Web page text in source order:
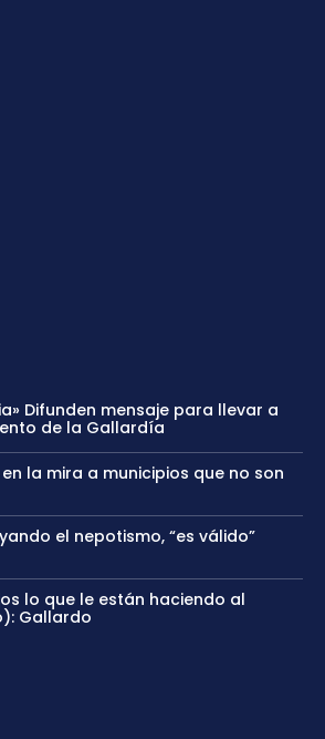
Difunden mensaje para llevar a
de la Gallardía
la mira a municipios que no son
el nepotismo, “es válido”
lo que le están haciendo al
Gallardo